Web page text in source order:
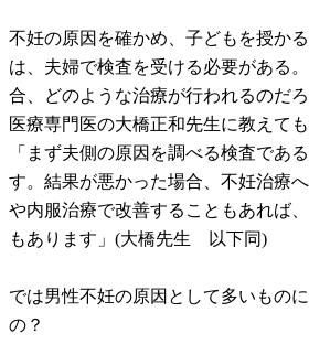
不妊の原因を確かめ、子どもを授か
は、夫婦で検査を受ける必要がある
合、どのような治療が行われるのだ
医療専門医の大橋正和先生に教えても
「まず夫側の原因を調べる検査であ
す。結果が悪かった場合、不妊治療
や内服治療で改善することもあれば
もあります」(大橋先生 以下同)
では男性不妊の原因として多いもの
の？